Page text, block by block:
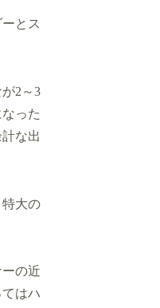
とス
2～3
った
な出
大の
の近
はハ